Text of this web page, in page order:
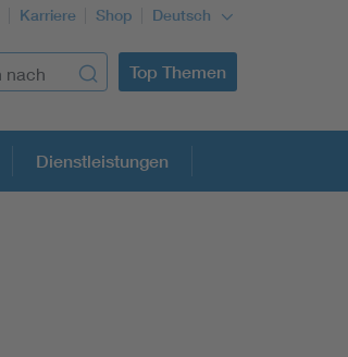
Karriere Shop Deutsch
Top Themen
Dienstleistungen